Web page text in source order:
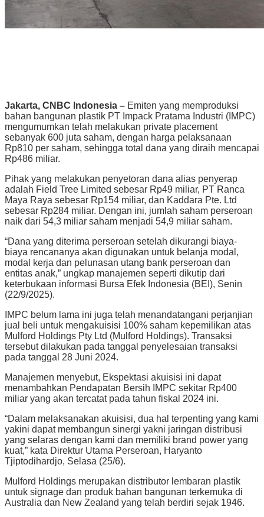
Jakarta, CNBC Indonesia – Emiten yang memproduksi
bahan bangunan plastik PT Impack Pratama Industri (IMPC)
mengumumkan telah melakukan private placement
sebanyak 600 juta saham, dengan harga pelaksanaan
Rp810 per saham, sehingga total dana yang diraih mencapai
Rp486 miliar.
Pihak yang melakukan penyetoran dana alias penyerap
adalah Field Tree Limited sebesar Rp49 miliar, PT Ranca
Maya Raya sebesar Rp154 miliar, dan Kaddara Pte. Ltd
sebesar Rp284 miliar. Dengan ini, jumlah saham perseroan
naik dari 54,3 miliar saham menjadi 54,9 miliar saham.
“Dana yang diterima perseroan setelah dikurangi biaya-
biaya rencananya akan digunakan untuk belanja modal,
modal kerja dan pelunasan utang bank perseroan dan
entitas anak,” ungkap manajemen seperti dikutip dari
keterbukaan informasi Bursa Efek Indonesia (BEI), Senin
(22/9/2025).
IMPC belum lama ini juga telah menandatangani perjanjian
jual beli untuk mengakuisisi 100% saham kepemilikan atas
Mulford Holdings Pty Ltd (Mulford Holdings). Transaksi
tersebut dilakukan pada tanggal penyelesaian transaksi
pada tanggal 28 Juni 2024.
Manajemen menyebut, Ekspektasi akuisisi ini dapat
menambahkan Pendapatan Bersih IMPC sekitar Rp400
miliar yang akan tercatat pada tahun fiskal 2024 ini.
“Dalam melaksanakan akuisisi, dua hal terpenting yang kami
yakini dapat membangun sinergi yakni jaringan distribusi
yang selaras dengan kami dan memiliki brand power yang
kuat,” kata Direktur Utama Perseroan, Haryanto
Tjiptodihardjo, Selasa (25/6).
Mulford Holdings merupakan distributor lembaran plastik
untuk signage dan produk bahan bangunan terkemuka di
Australia dan New Zealand yang telah berdiri sejak 1946.